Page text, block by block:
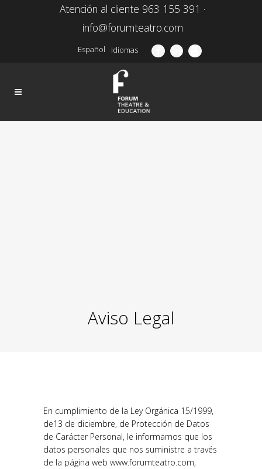
Atención al cliente 963 155 391 ·
info@forumteatro.com
Idiomas
Español
Aviso Legal
En cumplimiento de la Ley Orgánica 15/1999,
de13 de diciembre, de Protección de Datos
de Carácter Personal, le informamos que los
datos personales que nos suministre a través
de la página web www.forumteatro.com,